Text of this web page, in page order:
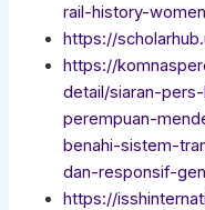
rail-history-
https://
https://
detail/siaran-
perempuan-
benahi-sistem-
dan-responsif-
https://